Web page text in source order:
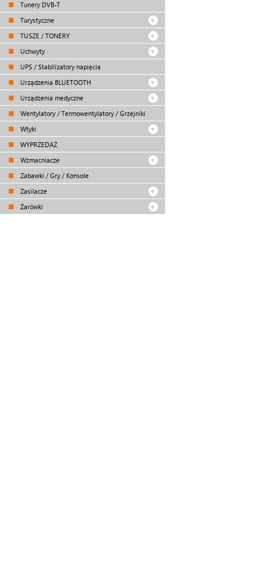
Tunery DVB-T
Turystyczne
TUSZE / TONERY
Uchwyty
UPS / Stabilizatory napięcia
Urządzenia BLUETOOTH
Urządzenia medyczne
Wentylatory / Termowentylatory / Grzejniki
Wtyki
WYPRZEDAŻ
Wzmacniacze
Zabawki / Gry / Konsole
Zasilacze
Żarówki